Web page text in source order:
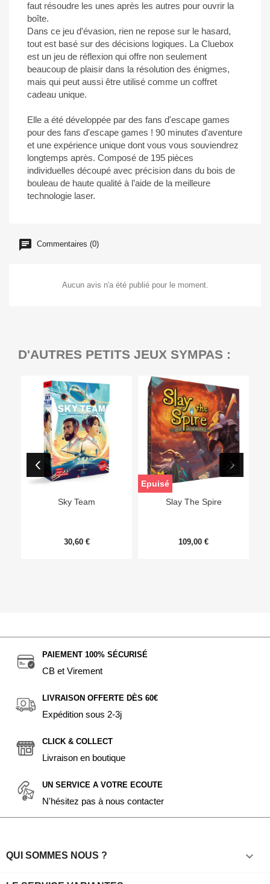
faut résoudre les unes après les autres pour ouvrir la
boîte.
Dans ce jeu d'évasion, rien ne repose sur le hasard,
tout est basé sur des décisions logiques. La Cluebox
est un jeu de réflexion qui offre non seulement
beaucoup de plaisir dans la résolution des énigmes,
mais qui peut aussi être utilisé comme un coffret
cadeau unique.
Elle a été développée par des fans d'escape games
pour des fans d'escape games ! 90 minutes d'aventure
et une expérience unique dont vous vous souviendrez
longtemps après. Composé de 195 pièces
individuelles découpé avec précision dans du bois de
bouleau de haute qualité à l’aide de la meilleure
technologie laser.
Commentaires (0)
Aucun avis n'a été publié pour le moment.
D'AUTRES PETITS JEUX SYMPAS :
Sky Team
30,60 €
Slay The Spire
109,00 €
Epuisé
PAIEMENT 100% SÉCURISÉ
CB et Virement
LIVRAISON OFFERTE DÈS 60€
Expédition sous 2-3j
CLICK & COLLECT
Livraison en boutique
UN SERVICE A VOTRE ECOUTE
N'hésitez pas à nous contacter
QUI SOMMES NOUS ? 